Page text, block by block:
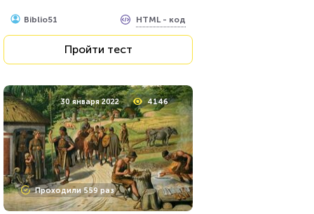
Biblio51 HTML - код
Пройти тест
30 января 2022 4146
Проходили 559 раз